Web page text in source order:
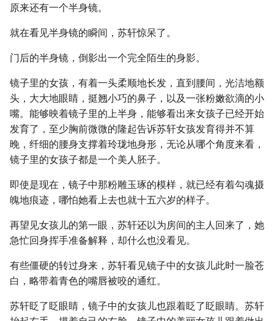
原来还有一个半身镜。
就在看见半身镜的瞬间，苏轩惊呆了。
门后的半身镜，倒影出一个完全陌生的身影。
镜子里的女孩，有着一头柔顺地长发，直到腰间，光洁地额
头，大大地眼睛，挺翘小巧的鼻子，以及一张粉嫩欲滴的小
嘴。能够映着镜子里的上半身，能够看出来女孩子已经开始
发育了，至少胸前微微的隆起告诉苏轩女孩发育得并不算
晚，纤细的腰身支撑着玲珑地身形，无论从哪个角度来看，
镜子里的女孩子都是一个美人胚子。
即使是现在，镜子中那粉雕玉琢的模样，就已经有着勾魂摄
魄地痕迹，哪怕她看上去也就十五六岁的样子。
再望见女孩儿的第一眼，苏轩还以为房间的主人回来了，她
急忙回身挥手准备解释，却什么也没看见。
有些僵硬的转过身来，苏轩看见镜子中的女孩儿此时一脸苍
白，略带着青色的嘴唇被咬的通红。
苏轩眨了眨眼睛，镜子中的女孩儿也跟着眨了眨眼睛。苏轩